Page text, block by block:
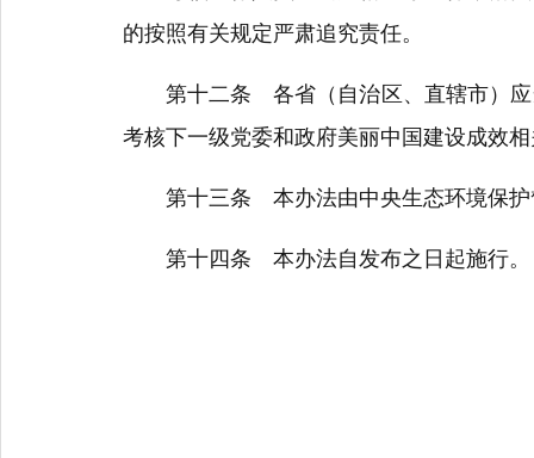
的按照有关规定严肃追究责任。
第十二条 各省（自治区、直辖市）应
考核下一级党委和政府美丽中国建设成效
第十三条 本办法由中央生态环境保护
第十四条 本办法自发布之日起施行。